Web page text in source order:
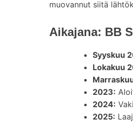
muovannut siitä
Aikajana: BB
Syyskuu
Lokakuu
2023:
2024:
2025: